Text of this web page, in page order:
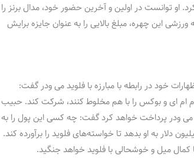
او توانست در اولین و آخرین حضور خود، مدال برنز را
این چهره، مبلغ بالایی را به عنوان جایزه برایش
خود در رابطه با مبارزه با فلوید می ودر گفت:
ام ای و بوکس را با هم مخلوط کنند، شرکت کند. حبیب
دلار را به فلوید می ودر پرداخت خواهد کرد گفت: چه کسی این پول را به
دهد؟ من هم نیستم. فکر نمی‌کنم که دینا، ۶۰۰ میلیون دلار به او بدهد تا خواسته‌های فلوید را برآورده کند.